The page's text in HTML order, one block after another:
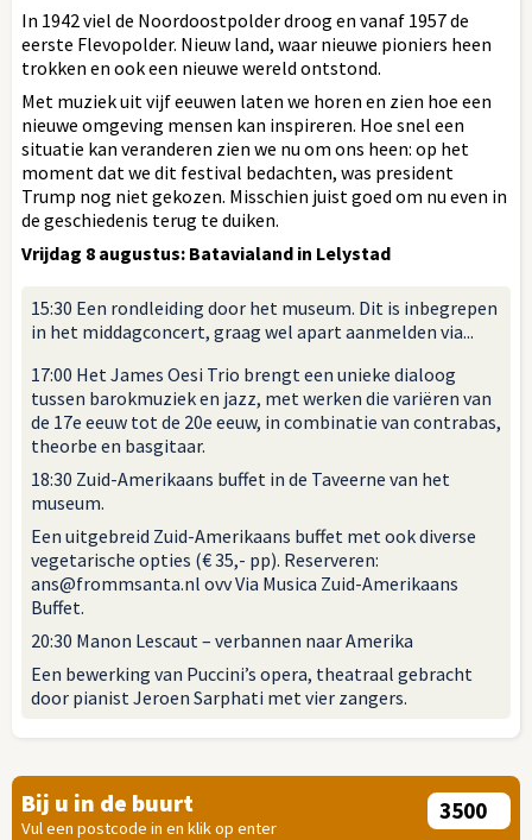
In 1942 viel de Noordoostpolder droog en vanaf 1957 de
eerste Flevopolder. Nieuw land, waar nieuwe pioniers heen
trokken en ook een nieuwe wereld ontstond.
Met muziek uit vijf eeuwen laten we horen en zien hoe een
nieuwe omgeving mensen kan inspireren. Hoe snel een
situatie kan veranderen zien we nu om ons heen: op het
moment dat we dit festival bedachten, was president
Trump nog niet gekozen. Misschien juist goed om nu even in
de geschiedenis terug te duiken.
Vrijdag 8 augustus: Batavialand in Lelystad
15:30 Een rondleiding door het museum. Dit is inbegrepen
in het middagconcert, graag wel apart aanmelden via...
17:00 Het James Oesi Trio brengt een unieke dialoog
tussen barokmuziek en jazz, met werken die variëren van
de 17e eeuw tot de 20e eeuw, in combinatie van contrabas,
theorbe en basgitaar.
18:30 Zuid-Amerikaans buffet in de Taveerne van het
museum.
Een uitgebreid Zuid-Amerikaans buffet met ook diverse
vegetarische opties (€ 35,- pp). Reserveren:
ans@frommsanta.nl ovv Via Musica Zuid-Amerikaans
Buffet.
20:30 Manon Lescaut – verbannen naar Amerika
Een bewerking van Puccini’s opera, theatraal gebracht
door pianist Jeroen Sarphati met vier zangers.
Bij u in de buurt
Vul een postcode in en klik op enter